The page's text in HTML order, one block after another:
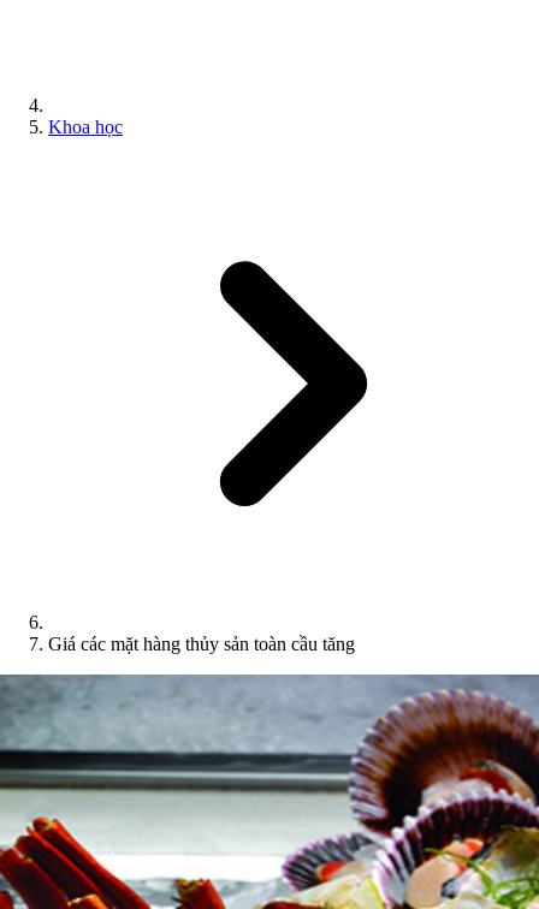
Khoa học
Giá các mặt hàng thủy sản toàn cầu tăng